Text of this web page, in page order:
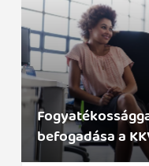
befogadása a